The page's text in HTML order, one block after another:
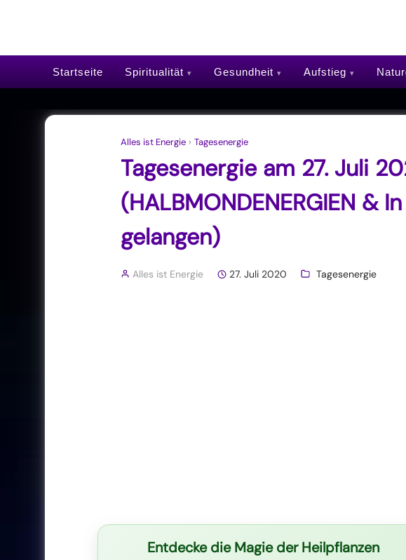
Startseite Spiritualität Gesundheit Aufstieg
Alles ist Energie › Tagesenergie
Tagesenergie am 27. Juli
(HALBMONDENERGIEN &
gelangen)
Alles ist Energie 27. Juli 2020 Tagesenergie
Entdecke die Magie der Heilpflanzen